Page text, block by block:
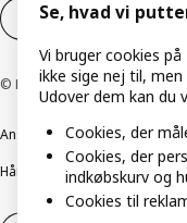
© Inter IKEA Systems B.V.
Ansvarlig rapportering
Håndtering af persondata
Se, hvad vi
Vi bruger cookies på
ikke sige nej til, men
Udover dem kan du
Cookies, der
Cookies, der
indkøbskurv og
Cookies til